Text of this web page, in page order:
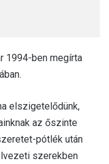
1994-ben megírta
elszigetelődünk,
az őszinte
pótlék után
szerekben